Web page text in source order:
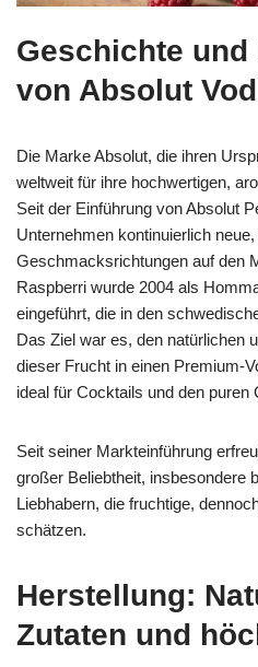
Geschichte
von Absolut
Die Marke Absolut, die ihren
weltweit für ihre hochwertigen,
Seit der Einführung von Absolut
Unternehmen kontinuierlich
Geschmacksrichtungen auf den
Raspberri wurde 2004 als
eingeführt, die in den
Das Ziel war es, den natürlichen
dieser Frucht in einen Premium-
ideal für Cocktails und den puren
Seit seiner Markteinführung
großer Beliebtheit, insbesondere
Liebhabern, die fruchtige,
schätzen.
Herstellung:
Zutaten und